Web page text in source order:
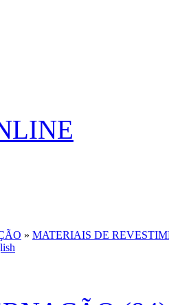
» MATERIAIS DE